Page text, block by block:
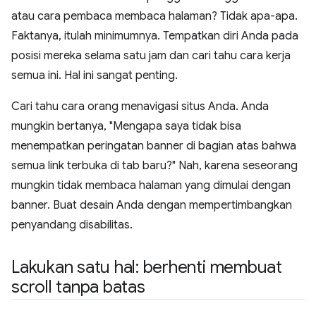
atau cara pembaca membaca halaman? Tidak apa-apa.
Faktanya, itulah minimumnya. Tempatkan diri Anda pada
posisi mereka selama satu jam dan cari tahu cara kerja
semua ini. Hal ini sangat penting.
Cari tahu cara orang menavigasi situs Anda. Anda
mungkin bertanya, "Mengapa saya tidak bisa
menempatkan peringatan banner di bagian atas bahwa
semua link terbuka di tab baru?" Nah, karena seseorang
mungkin tidak membaca halaman yang dimulai dengan
banner. Buat desain Anda dengan mempertimbangkan
penyandang disabilitas.
Lakukan satu hal: berhenti membuat
scroll tanpa batas